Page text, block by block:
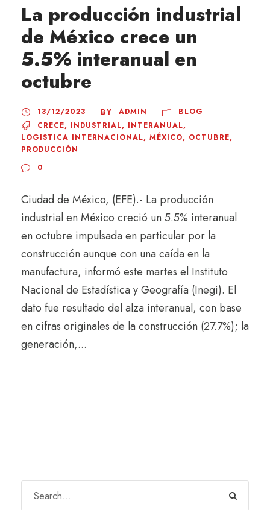
La producción industrial
de México crece un
5.5% interanual en
octubre
13/12/2023 BY ADMIN
BLOG
CRECE, INDUSTRIAL, INTERANUAL,
LOGISTICA INTERNACIONAL, MÉXICO, OCTUBRE,
PRODUCCIÓN
0
Ciudad de México, (EFE).- La producción
industrial en México creció un 5.5% interanual
en octubre impulsada en particular por la
construcción aunque con una caída en la
manufactura, informó este martes el Instituto
Nacional de Estadística y Geografía (Inegi). El
dato fue resultado del alza interanual, con base
en cifras originales de la construcción (27.7%); la
generación,...